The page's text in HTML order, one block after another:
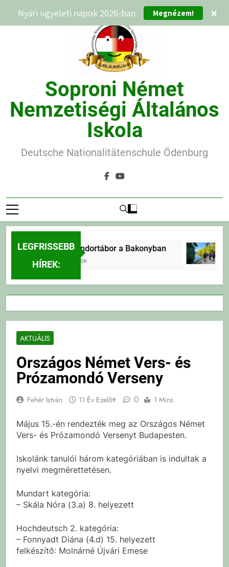
Soproni Német
Nemzetiségi Általános
Iskola
Deutsche Nationalitätenschule Ödenburg
LEGFRISSEBB
HÍREK:
Erdei Vándortábor a Bakonyban
2 Nap Ezelőtt
AKTUÁLIS
Országos Német Vers- és
Prózamondó Verseny
Fehér István 11 Év Ezelőtt 0 1 Mins
Május 15.-én rendezték meg az Országos Német
Vers- és Prózamondó Versenyt Budapesten.
Iskolánk tanulói három kategóriában is indultak a
nyelvi megmérettetésen.
Mundart kategória:
– Skála Nóra (3.a) 8. helyezett
Hochdeutsch 2. kategória:
– Fonnyadt Diána (4.d) 15. helyezett
felkészítő: Molnárné Újvári Emese
Nyári ügyeleti napok 2026-ban Megnézem! ×